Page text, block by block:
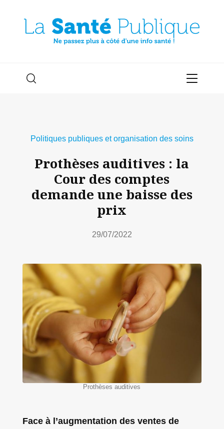
Politiques publiques et organisation des soins
Prothèses auditives : la
Cour des comptes
demande une baisse des
prix
29/07/2022
Prothèses auditives
Face à l’augmentation des ventes de